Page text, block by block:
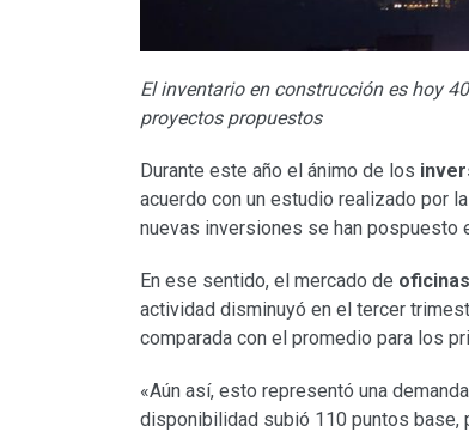
El inventario en construcción es hoy
proyectos propuestos
Durante este año el ánimo de los
acuerdo con un estudio realizado por
nuevas inversiones se han pospuesto
En ese sentido, el mercado de oficinas
actividad disminuyó en el tercer
comparada con el promedio para los
«Aún así, esto representó una
disponibilidad subió 110 puntos base,